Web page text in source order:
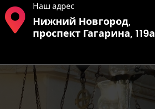
Наш адрес
Нижний Новгород,
проспект Гагарина, 119а